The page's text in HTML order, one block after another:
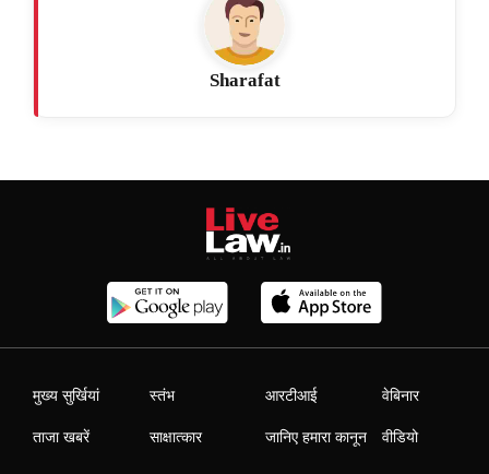
Sharafat
मुख्य सुर्खियां
ताजा खबरें
स्तंभ
साक्षात्कार
आरटीआई
जानिए हमारा कानून
वेबिनार
वीडियो